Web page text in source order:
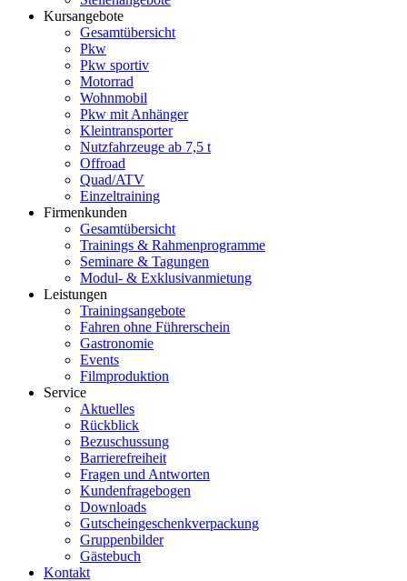
Kursangebote
Gesamtübersicht
Pkw
Pkw sportiv
Motorrad
Wohnmobil
Pkw mit Anhänger
Kleintransporter
Nutzfahrzeuge ab 7,5 t
Offroad
Quad/ATV
Einzeltraining
Firmenkunden
Gesamtübersicht
Trainings & Rahmenprogramme
Seminare & Tagungen
Modul- & Exklusivanmietung
Leistungen
Trainingsangebote
Fahren ohne Führerschein
Gastronomie
Events
Filmproduktion
Service
Aktuelles
Rückblick
Bezuschussung
Barrierefreiheit
Fragen und Antworten
Kundenfragebogen
Downloads
Gutscheingeschenkverpackung
Gruppenbilder
Gästebuch
Kontakt